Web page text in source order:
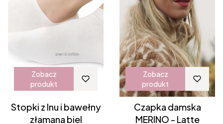
Zobacz
produkt
Stopki z lnu i bawełny
złamana biel
Zobacz
produkt
Czapka damska
MERINO - Latte